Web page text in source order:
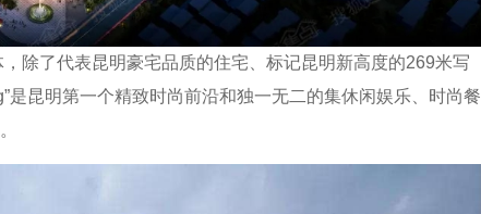
除了代表昆明豪宅品质的住宅、标记昆明新高度的269米写
是昆明第一个精致时尚前沿和独一无二的集休闲娱乐、时尚餐